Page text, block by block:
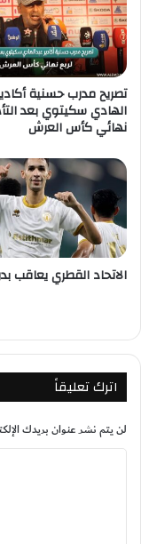
تصريح مدرب حسنية
الهادي سكيتوي بعد
نهائي كأس العرش
الاتحاد القطري يعاقب
اترك تعليقاً
لن يتم نشر عنوان بريدك